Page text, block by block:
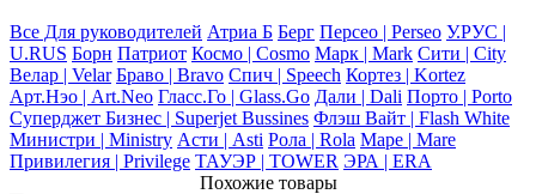
Все Для руководителей Атриа Б Берг Персео | Perseo У.РУС |
U.RUS Борн Патриот Космо | Cosmo Марк | Mark Сити | City
Велар | Velar Браво | Bravo Спич | Speech Кортез | Kortez
Арт.Нэо | Art.Neo Гласс.Го | Glass.Go Дали | Dali Порто | Porto
Суперджет Бизнес | Superjet Bussines Флэш Вайт | Flash White
Министри | Ministry Асти | Asti Рола | Rola Маре | Mare
Привилегия | Privilege ТАУЭР | TOWER ЭРА | ERA
Похожие товары